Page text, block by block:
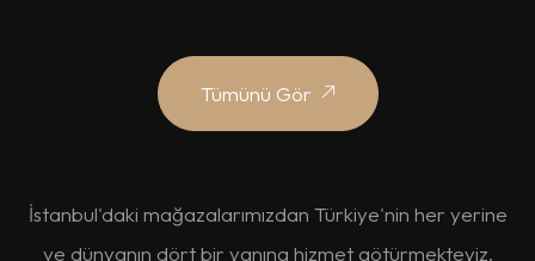
Tümünü Gör
İstanbul'daki mağazalarımızdan Türkiye'nin her yerine
ve dünyanın dört bir yanına hizmet götürmekteyiz.